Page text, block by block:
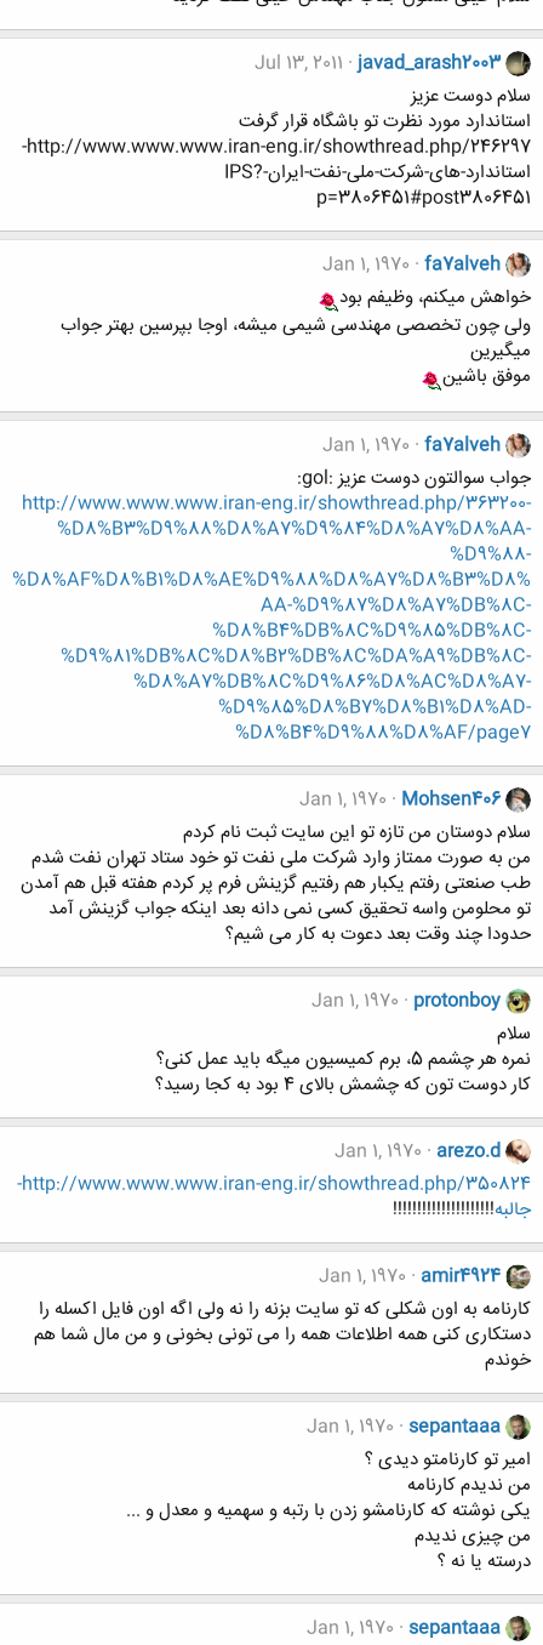
javad_arash2003
Jul 13, 2011
سلام دوست عزیز
استاندارد مورد نظرت تو باشگاه قرار گرفت
http://www.www.www.iran-eng.ir/showthread.php/246297-
استاندارد-های-شرکت-ملی-نفت-ایران-IPS?
p=3806451#post3806451
fa7alveh
Jan 1, 1970
خواهش میکنم، وظیفم بود
ولی چون تخصصی مهندسی شیمی میشه، اوجا بپرسین بهتر جواب
میگیرین
موفق باشین
fa7alveh
Jan 1, 1970
جواب سوالتون دوست عزیز :gol:
http://www.www.www.iran-eng.ir/showthread.php/363200-
%D8%B3%D9%88%D8%A7%D9%84%D8%A7%D8%AA-
%D9%88-
%D8%AF%D8%B1%D8%AE%D9%88%D8%A7%D8%B3%D8%
AA-%D9%87%D8%A7%DB%8C-
%D8%B4%DB%8C%D9%85%DB%8C-
%D9%81%DB%8C%D8%B2%DB%8C%DA%A9%DB%8C-
%D8%A7%DB%8C%D9%86%D8%AC%D8%A7-
%D9%85%D8%B7%D8%B1%D8%AD-
%D8%B4%D9%88%D8%AF/page7
Mohsen406
Jan 1, 1970
سلام دوستان من تازه تو این سایت ثبت نام کردم
من به صورت ممتاز وارد شرکت ملی نفت تو خود ستاد تهران نفت شدم
طب صنعتی رفتم یکبار هم رفتیم گزینش فرم پر کردم هفته قبل هم آمدن
تو محلومن واسه تحقیق کسی نمی دانه بعد اینکه جواب گزینش آمد
حدودا چند وقت بعد دعوت به کار می شیم؟
protonboy
Jan 1, 1970
سلام
نمره هر چشمم 5، برم کمیسیون میگه باید عمل کنی؟
کار دوست تون که چشمش بالای 4 بود به کجا رسید؟
arezo.d
Jan 1, 1970
http://www.www.www.iran-eng.ir/showthread.php/350824-
جالبه!!!!!!!!!!!!!!!!!!!!!
amir4924
Jan 1, 1970
کارنامه به اون شکلی که تو سایت بزنه را نه ولی اگه اون فایل اکسله را
دستکاری کنی همه اطلاعات همه را می تونی بخونی و من مال شما هم
خوندم
sepantaaa
Jan 1, 1970
امیر تو کارنامتو دیدی ؟
من ندیدم کارنامه
یکی نوشته که کارنامشو زدن با رتبه و سهمیه و معدل و ...
من چیزی ندیدم
درسته یا نه ؟
sepantaaa
Jan 1, 1970